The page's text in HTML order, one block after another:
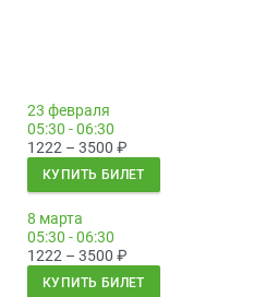
23 февраля
05:30 - 06:30
1222 – 3500 ₽
КУПИТЬ БИЛЕТ
8 марта
05:30 - 06:30
1222 – 3500 ₽
КУПИТЬ БИЛЕТ